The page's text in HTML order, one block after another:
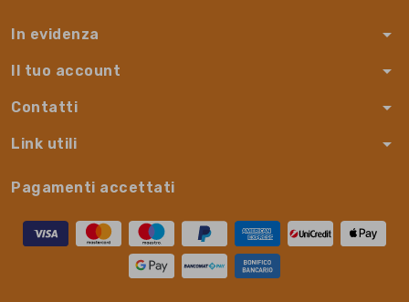
In evidenza arrow_drop_down
Il tuo account arrow_drop_down
Contatti arrow_drop_down
Link utili arrow_drop_down
Pagamenti accettati